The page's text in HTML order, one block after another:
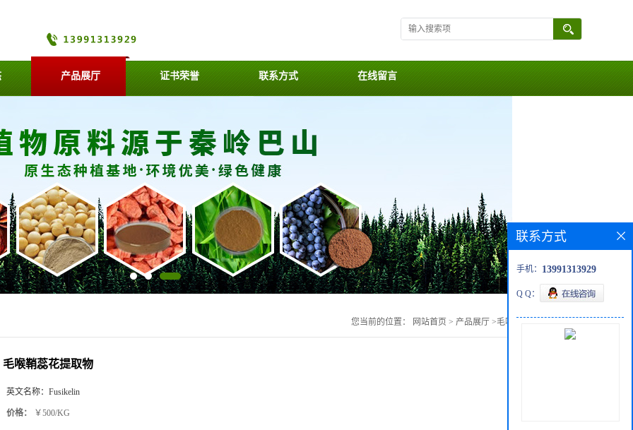
产品展厅 证书荣誉 联系方式 在线留言
您当前的位置： 网站首页 > 产品展厅 >毛喉鞘蕊花提取物
毛喉鞘蕊花提取物
英文名称： Fusikelin
价格： ￥500/KG
联系方式
手机： 13991313929
Q Q：